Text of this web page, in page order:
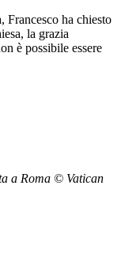
Francesco ha chiesto
la grazia
è possibile essere
a Roma © Vatican